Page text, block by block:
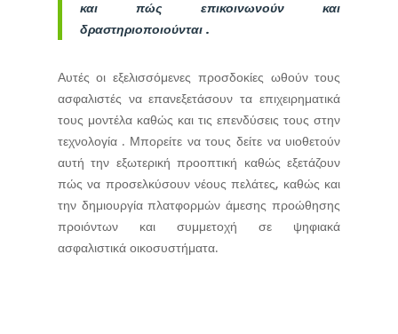
και πώς επικοινωνούν και
δραστηριοποιούνται .
Αυτές οι εξελισσόμενες προσδοκίες ωθούν τους
ασφαλιστές να επανεξετάσουν τα επιχειρηματικά
τους μοντέλα καθώς και τις επενδύσεις τους στην
τεχνολογία . Μπορείτε να τους δείτε να υιοθετούν
αυτή την εξωτερική προοπτική καθώς εξετάζουν
πώς να προσελκύσουν νέους πελάτες, καθώς και
την δημιουργία πλατφορμών άμεσης προώθησης
προιόντων και συμμετοχή σε ψηφιακά
ασφαλιστικά οικοσυστήματα.